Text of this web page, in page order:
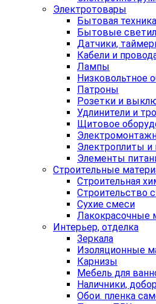
Электротовары
Бытовая техника
Бытовые
Датчики,
Кабели и
Лампы
Низковольтное
Патроны
Розетки и
Удлинители и
Щитовое
Электроплиты и
Элементы
Строительные
Строительная
Строительство
Сухие смеси
Лакокрасочные
Интерьер, отделка
Зеркала
Изоляционные
Карнизы
Мебель для
Наличники,
Обои. пленка